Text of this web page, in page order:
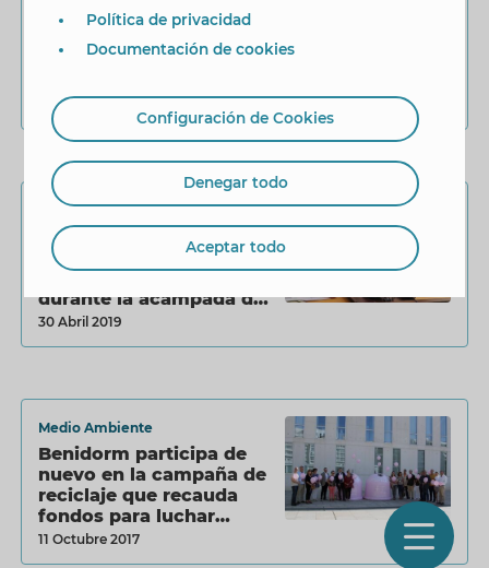
Medio Ambiente
Benidorm se suma a la
campaña «Reciclar para
30 Junio 2021
Medio Ambiente
El Ayuntamiento de
Benidorm y Ecovidrio
promueven el reciclaje
durante la acampada de
peñas
30 Abril 2019
Medio Ambiente
Benidorm participa de
nuevo en la campaña de
reciclaje que recauda
fondos para luchar
contra el cáncer de
11 Octubre 2017
Política de privacidad
Documentación de cookies
Configuración de Cookies
Denegar todo
Aceptar todo